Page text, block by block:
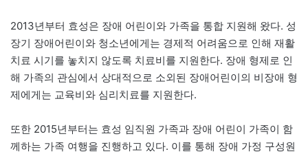
2013년부터 효성은 장애 어린이와 가족을 통합 지원해 왔다. 성
장기 장애어린이와 청소년에게는 경제적 어려움으로 인해 재활
치료 시기를 놓치지 않도록 치료비를 지원한다. 장애 형제로 인
해 가족의 관심에서 상대적으로 소외된 장애어린이의 비장애 형
제에게는 교육비와 심리치료를 지원한다.
또한 2015년부터는 효성 임직원 가족과 장애 어린이 가족이 함
께하는 가족 여행을 진행하고 있다. 이를 통해 장애 가정 구성원